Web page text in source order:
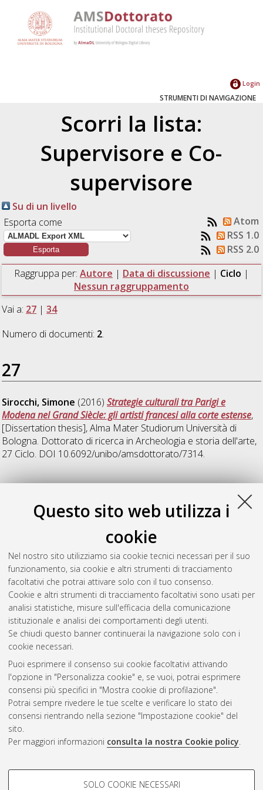
Questo sito web utilizza i
cookie
Nel nostro sito utilizziamo sia cookie tecnici necessari per il suo
funzionamento, sia cookie e altri strumenti di tracciamento
facoltativi che potrai attivare solo con il tuo consenso.
Cookie e altri strumenti di tracciamento facoltativi sono usati per
analisi statistiche, misure sull'efficacia della comunicazione
istituzionale e analisi dei comportamenti degli utenti.
Se chiudi questo banner continuerai la navigazione solo con i
cookie necessari.
Puoi esprimere il consenso sui cookie facoltativi attivando
l'opzione in "Personalizza cookie" e, se vuoi, potrai esprimere
consensi più specifici in "Mostra cookie di profilazione".
Potrai sempre rivedere le tue scelte e verificare lo stato dei
consensi rientrando nella sezione "Impostazione cookie" del
sito.
Per maggiori informazioni consulta la nostra Cookie policy.
COOKIE DI PROFILAZIONE -
SOLO COOKIE NECESSARI
Login
STRUMENTI DI NAVIGAZIONE
Scorri la lista:
Supervisore e Co-
supervisore
Su di un livello
Esporta come
Atom
RSS 1.0
RSS 2.0
Raggruppa per: Autore | Data di discussione | Ciclo |
Nessun raggruppamento
Vai a: 27 |34
Numero di documenti: 2.
27
Sirocchi, Simone (2016)Strategie culturali tra Parigi e
Modena nel Grand Siècle: gli artisti francesi alla corte estense,
[Dissertation thesis], Alma Mater Studiorum Università di
Bologna. Dottorato di ricerca inArcheologia e storia dell'arte,
27 Ciclo. DOI 10.6092/unibo/amsdottorato/7314.
34
Brusori, Giulia(2022)Nicolò dell'Abate in Francia: disegni e
progetti decorativi. Proposta per un catalogo
thesis], Alma Mater Studiorum Università di Bologna.
Dottorato di ricerca inArti visive, performative, mediali, 34
Ciclo. DOI 10.48676/unibo/amsdottorato/10222.
Questa lista e' stata generata ilSat Aug 8 20:49:01 2026
Atom
Rss 1.0
Rss 2.0
ISSN: 2038-7946
Impostazioni Cookie
Informativa sulla privacy